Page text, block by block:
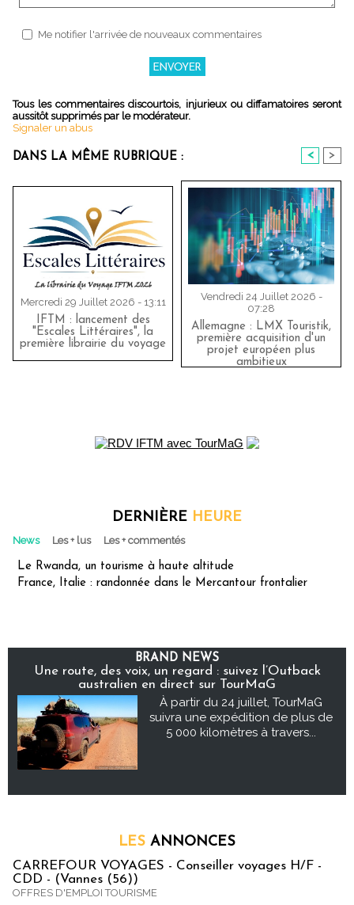
Me notifier l'arrivée de nouveaux commentaires
Tous les commentaires discourtois, injurieux ou diffamatoires seront
aussitôt supprimés par le modérateur.
Signaler un abus
DANS LA MÊME RUBRIQUE : < >
Mercredi 29 Juillet 2026 - 13:11
IFTM : lancement des
"Escales Littéraires", la
première librairie du voyage
Vendredi 24 Juillet 2026 -
07:28
Allemagne : LMX Touristik,
première acquisition d'un
projet européen plus
ambitieux
DERNIÈRE HEURE
News Les + lus Les + commentés
Le Rwanda, un tourisme à haute altitude
France, Italie : randonnée dans le Mercantour frontalier
BRAND NEWS
Une route, des voix, un regard : suivez l’Outback
australien en direct sur TourMaG
À partir du 24 juillet, TourMaG
suivra une expédition de plus de
5 000 kilomètres à travers...
LES ANNONCES
CARREFOUR VOYAGES - Conseiller voyages H/F -
CDD - (Vannes (56))
OFFRES D'EMPLOI TOURISME